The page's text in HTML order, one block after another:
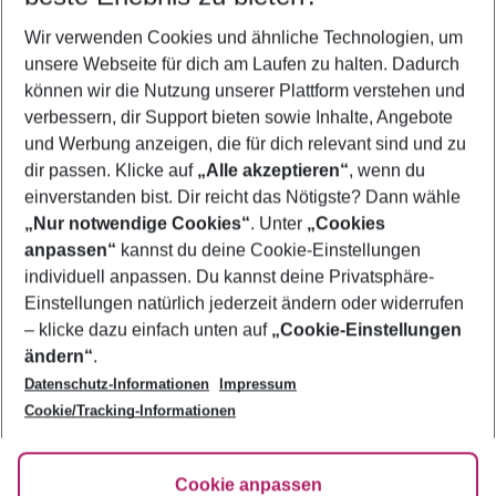
2 Erwachsene Keine Kinder
Mehr Filter anzeigen
Footer
Footer navigation
Über uns
AGB
Bestpreisgarantie
Cookie-Einstellungen ändern
Cookie-Richtlinie
Agenturbetreuung
Barrierefreies Reisen
FAQ
HanseMerkur Reiseversicherung
Folge uns
Wir verwenden Cookies und ähnliche Technologien, um
unsere Webseite für dich am Laufen zu halten. Dadurch
können wir die Nutzung unserer Plattform verstehen und
verbessern, dir Support bieten sowie Inhalte, Angebote
und Werbung anzeigen, die für dich relevant sind und zu
dir passen. Klicke auf „Alle akzeptieren“, wenn du
einverstanden bist. Dir reicht das Nötigste? Dann wähle
„Nur notwendige Cookies“. Unter „Cookies
anpassen“ kannst du deine Cookie-Einstellungen
individuell anpassen. Du kannst deine Privatsphäre-
Einstellungen natürlich jederzeit ändern oder widerrufen
– klicke dazu einfach unten auf „Cookie-Einstellungen
ändern“.
Datenschutz-Informationen
Impressum
Cookie/Tracking-Informationen
Cookie anpassen